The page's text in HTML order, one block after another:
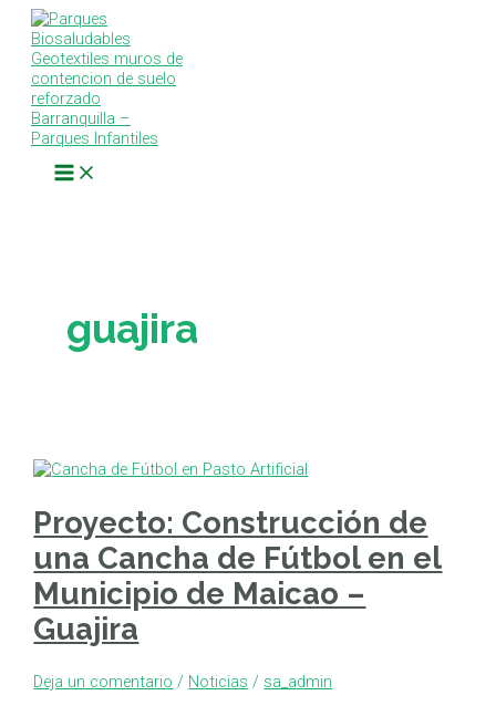
contenido
Menu
guajira
Proyecto: Construcción de
una Cancha de Fútbol en el
Municipio de Maicao –
Guajira
Deja un comentario / Noticias / sa_admin
Proyecto:
Construcción
de
una
Cancha
de
Fútbol
en
Municipio